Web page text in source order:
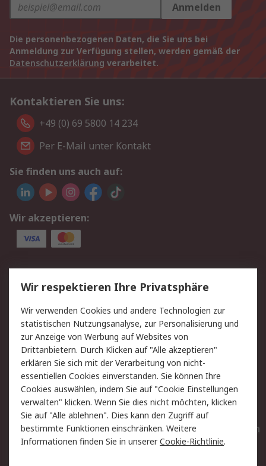
Anmelden
Die personenbezogenen Daten, die Sie uns bei
Anmeldung zur Verfügung stellen, werden gemäß der
Datenschutzerklärung verarbeitet.
Kontaktieren Sie uns:
+49 (0) 69 5800 14 234
Per E-Mail unter Kontakt
Sie finden uns auch auf:
Wir akzeptieren:
Service
Value Added Services
Lieferlösungen
Rücksendungen
Kontakt
Hilfe
Privatkunden
Rechtliches
AGB
Datenschutz
Cookie-Richtlinie
Zahlungsbedingungen
Copyright/Impressum
Entsorgung
Elektrogeräte/Batterien
Wir respektieren Ihre Privatsphäre
Wir verwenden Cookies und andere Technologien zur
statistischen Nutzungsanalyse, zur Personalisierung und
zur Anzeige von Werbung auf Websites von
Drittanbietern. Durch Klicken auf "Alle akzeptieren"
erklären Sie sich mit der Verarbeitung von nicht-
essentiellen Cookies einverstanden. Sie können Ihre
Cookies auswählen, indem Sie auf "Cookie Einstellungen
verwalten" klicken. Wenn Sie dies nicht möchten, klicken
Sie auf "Alle ablehnen". Dies kann den Zugriff auf
bestimmte Funktionen einschränken. Weitere
Informationen finden Sie in unsererCookie-Richtlinie.